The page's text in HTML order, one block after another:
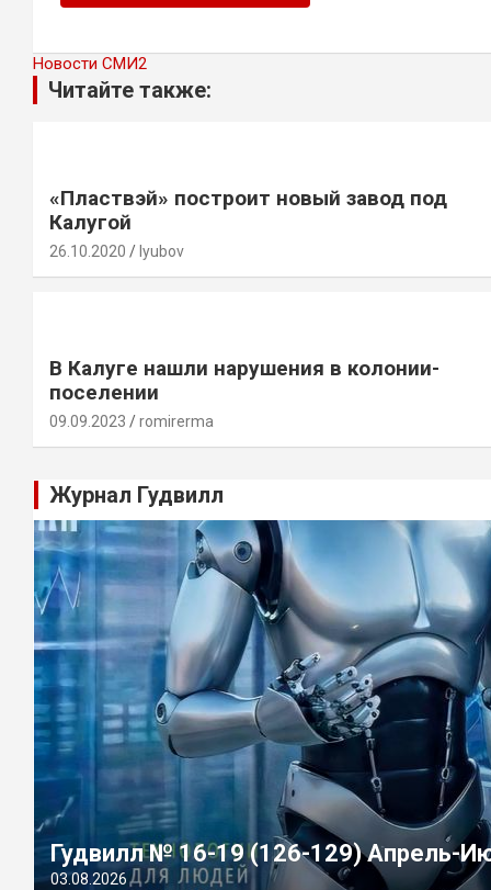
Новости СМИ2
Читайте также:
«Пластвэй» построит новый завод под
Калугой
26.10.2020 lyubov
В Калуге нашли нарушения в колонии-
поселении
09.09.2023 romirerma
Журнал Гудвилл
Гудвилл № 16-19 (126-129) Апрель-
03.08.2026